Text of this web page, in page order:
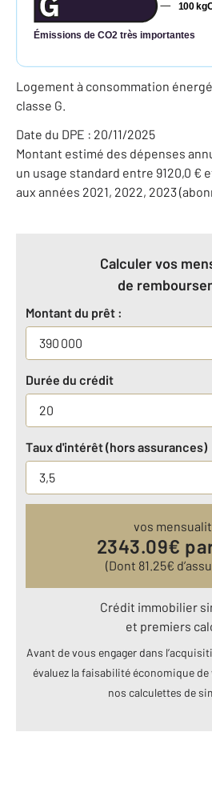
Émissions de CO2 très importantes
100
Logement à consommation
classe G.
Date du DPE : 20/11/2025
Montant estimé des dépenses
un usage standard entre 9120,0 €
aux années 2021, 2022, 2023
Calculer vos
de
Montant du prêt :
Durée du crédit
Taux d'intérêt (hors assurances)
vos
2343.09€
(Dont 81.25€
Crédit immobilier
et premiers
Avant de vous engager dans
évaluez la faisabilité économique
nos calculettes de